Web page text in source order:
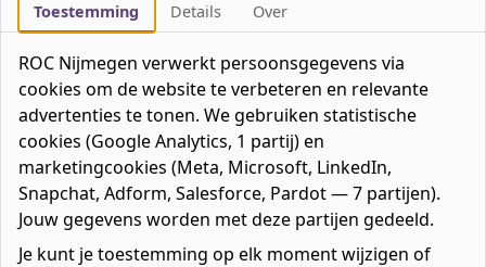
Contact
Over ons
Bedrijven
Favorieten0favorieten
Mijn ROC
Zoeken
Zoeken
Toestemming Details Over
ROC Nijmegen verwerkt persoonsgegevens via
cookies om de website te verbeteren en relevante
advertenties te tonen. We gebruiken statistische
cookies (Google Analytics, 1 partij) en
marketingcookies (Meta, Microsoft, LinkedIn,
Snapchat, Adform, Salesforce, Pardot — 7 partijen).
Jouw gegevens worden met deze partijen gedeeld.
Je kunt je toestemming op elk moment wijzigen of